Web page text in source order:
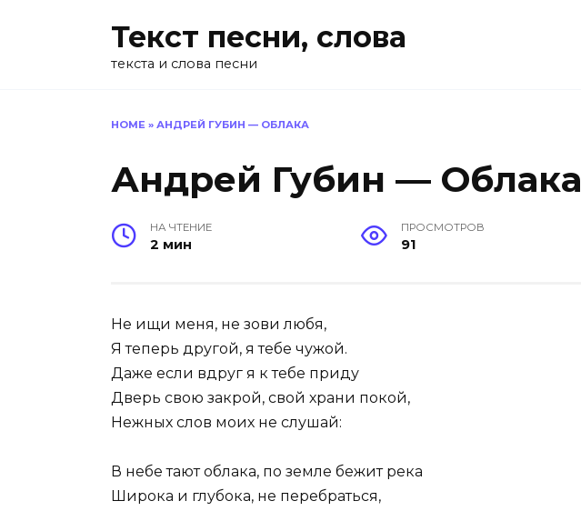
Текст песни, слова
текста и слова песни
HOME » АНДРЕЙ ГУБИН — ОБЛАКА
Андрей Губин — Облака
НА ЧТЕНИЕ
2 мин
ПРОСМОТРОВ
91
Не ищи меня, не зови любя,
Я теперь другой, я тебе чужой.
Даже если вдруг я к тебе приду
Дверь свою закрой, свой храни покой,
Нежных слов моих не слушай:
В небе тают облака, по земле бежит река
Широка и глубока, не перебраться,